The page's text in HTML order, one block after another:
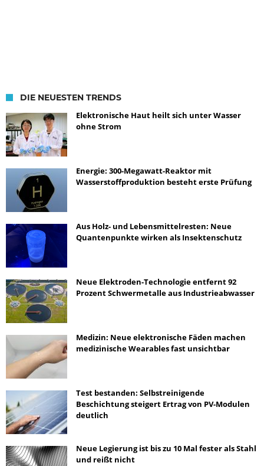
DIE NEUESTEN TRENDS
Elektronische Haut heilt sich unter Wasser
ohne Strom
Energie: 300-Megawatt-Reaktor mit
Wasserstoffproduktion besteht erste Prüfung
Aus Holz- und Lebensmittelresten: Neue
Quantenpunkte wirken als Insektenschutz
Neue Elektroden-Technologie entfernt 92
Prozent Schwermetalle aus Industrieabwasser
Medizin: Neue elektronische Fäden machen
medizinische Wearables fast unsichtbar
Test bestanden: Selbstreinigende
Beschichtung steigert Ertrag von PV-Modulen
deutlich
Neue Legierung ist bis zu 10 Mal fester als Stahl
und reißt nicht